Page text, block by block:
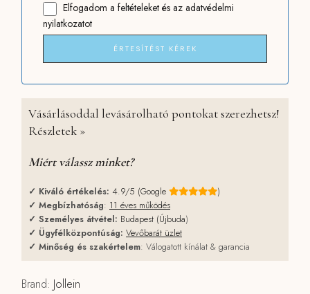
Elfogadom a feltételeket és az adatvédelmi
nyilatkozatot
ÉRTESÍTÉST KÉREK
Vásárlásoddal levásárolható pontokat szerezhetsz!
Részletek »
Miért válassz minket?
✓ Kiváló értékelés: 4.9/5 (Google
)
✓ Megbízhatóság: 11 éves működés
✓ Személyes átvétel: Budapest (Újbuda)
✓ Ügyfélközpontúság: Vevőbarát üzlet
✓ Minőség és szakértelem: Válogatott kínálat & garancia
Brand: Jollein